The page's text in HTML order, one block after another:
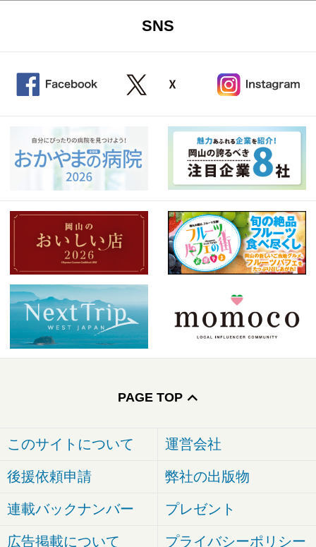
SNS
PAGE TOP
このサイトについて 運営会社
後援依頼申請 弊社の出版物
連載バックナンバー プレゼント
広告掲載について プライバシーポリシー